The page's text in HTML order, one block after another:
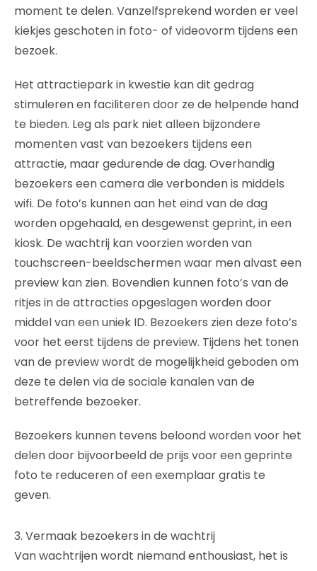
moment te delen. Vanzelfsprekend worden er veel
kiekjes geschoten in foto- of videovorm tijdens een
bezoek.
Het attractiepark in kwestie kan dit gedrag
stimuleren en faciliteren door ze de helpende hand
te bieden. Leg als park niet alleen bijzondere
momenten vast van bezoekers tijdens een
attractie, maar gedurende de dag. Overhandig
bezoekers een camera die verbonden is middels
wifi. De foto’s kunnen aan het eind van de dag
worden opgehaald, en desgewenst geprint, in een
kiosk. De wachtrij kan voorzien worden van
touchscreen-beeldschermen waar men alvast een
preview kan zien. Bovendien kunnen foto’s van de
ritjes in de attracties opgeslagen worden door
middel van een uniek ID. Bezoekers zien deze foto’s
voor het eerst tijdens de preview. Tijdens het tonen
van de preview wordt de mogelijkheid geboden om
deze te delen via de sociale kanalen van de
betreffende bezoeker.
Bezoekers kunnen tevens beloond worden voor het
delen door bijvoorbeeld de prijs voor een geprinte
foto te reduceren of een exemplaar gratis te
geven.
3. Vermaak bezoekers in de wachtrij
Van wachtrijen wordt niemand enthousiast, het is